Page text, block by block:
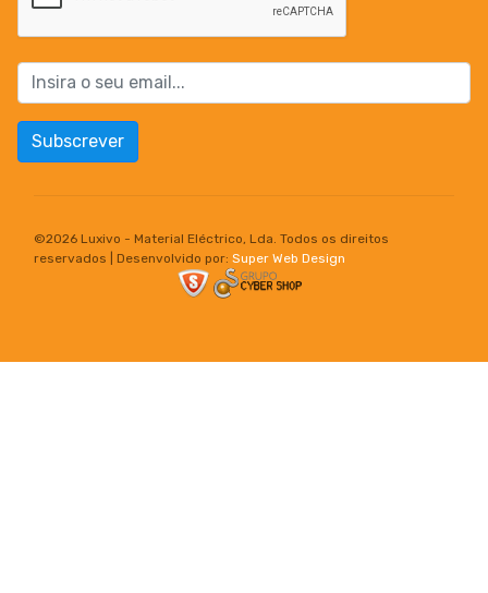
Subscrever
©2026 Luxivo - Material Eléctrico, Lda. Todos os direitos
reservados | Desenvolvido por: Super Web Design